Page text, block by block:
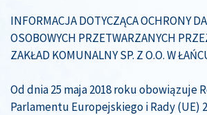
INFORMACJA DOTYCZĄCA OCHRONY
OSOBOWYCH PRZETWARZANYCH
ZAKŁAD KOMUNALNY SP. Z O.O. W
Od dnia 25 maja 2018 roku obowiązuje
Parlamentu Europejskiego i Rady (UE)